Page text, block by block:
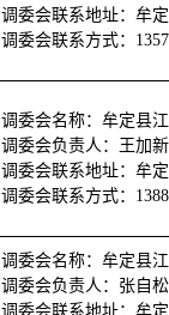
调委会联系地址：牟
调委会联系方式：
调委会名称：牟定县
调委会负责人：王加新
调委会联系地址：牟
调委会联系方式：
调委会名称：牟定县
调委会负责人：张自松
调委会联系地址：牟